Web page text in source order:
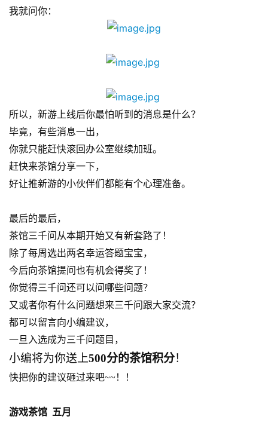
0
金
茶
奖
月
3
日
游
茶
上
我就问你：
所以，新游上线后你最怕听到的消息是什么？
毕竟，有些消息一出，
你就只能赶快滚回办公室继续加班。
赶快来茶馆分享一下，
好让推新游的小伙伴们都能有个心理准备。
最后的最后，
茶馆三千问从本期开始又有新套路了！
除了每周选出两名幸运答题宝宝，
今后向茶馆提问也有机会得奖了！
你觉得三千问还可以问哪些问题？
又或者你有什么问题想来三千问跟大家交流？
都可以留言向小编建议，
一旦入选成为三千问题目，
小编将为你送上500分的茶馆积分！
快把你的建议砸过来吧~~！！
游戏茶馆  五月